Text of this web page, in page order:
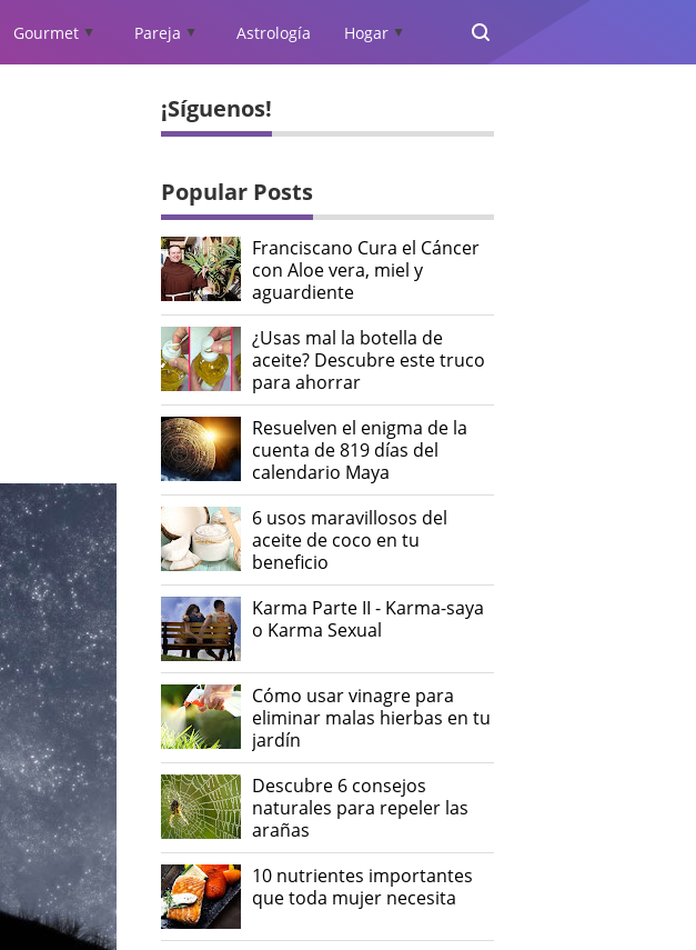
Gourmet ▲ Pareja ▲ Astrología Hogar ▲
¡Síguenos!
Popular Posts
Franciscano Cura el Cáncer
con Aloe vera, miel y
aguardiente
¿Usas mal la botella de
aceite? Descubre este truco
para ahorrar
Resuelven el enigma de la
cuenta de 819 días del
calendario Maya
6 usos maravillosos del
aceite de coco en tu
beneficio
Karma Parte II - Karma-saya
o Karma Sexual
Cómo usar vinagre para
eliminar malas hierbas en tu
jardín
Descubre 6 consejos
naturales para repeler las
arañas
10 nutrientes importantes
que toda mujer necesita